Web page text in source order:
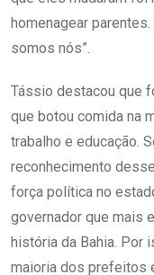
homenagear
somos nós”.
Tássio destacou que
que botou comida na
trabalho e educação.
reconhecimento
força política no
governador que mais
história da Bahia. Por
maioria dos prefeitos